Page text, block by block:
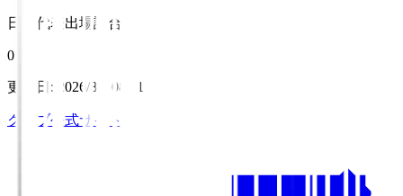
日本代表出場試合数
0
更新日 : 2026/8/7 08:11
クラブ公式サイト